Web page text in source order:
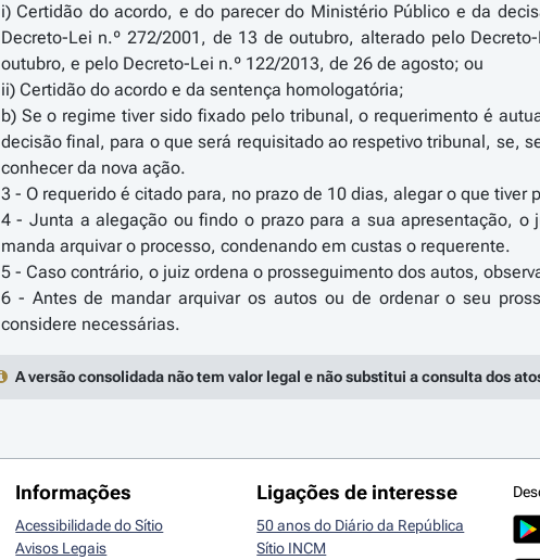
i) Certidão do acordo, e do parecer do Ministério Público e da
Decreto-Lei n.º 272/2001, de 13 de outubro, alterado pelo
outubro, e pelo Decreto-Lei n.º 122/2013, de 26 de agosto; ou
ii) Certidão do acordo e da sentença homologatória;
b) Se o regime tiver sido fixado pelo tribunal, o requerimento é
decisão final, para o que será requisitado ao respetivo tribunal, se,
conhecer da nova ação.
3 - O requerido é citado para, no prazo de 10 dias, alegar o que tiver
4 - Junta a alegação ou findo o prazo para a sua apresentação,
manda arquivar o processo, condenando em custas o requerente.
5 - Caso contrário, o juiz ordena o prosseguimento dos autos,
6 - Antes de mandar arquivar os autos ou de ordenar o seu
A versão consolidada não tem valor legal e não substitui a consulta dos
Informações
Acessibilidade do Sítio
Avisos Legais
Ligações de interesse
50 anos do Diário da República
Sítio INCM